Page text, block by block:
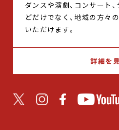
ダンスや演劇、コンサート
どだけでなく、地域の方々
いただけます。
詳細を